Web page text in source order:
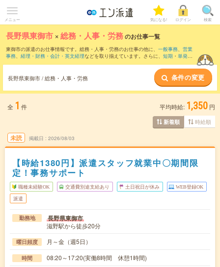
メニュー 気になる! ログイン 検索
長野県東御市 ×総務・人事・労務のお仕事一覧
東御市の派遣のお仕事情報です。総務・人事・労務のお仕事の他に、 一般事務、 営業
事務、 経理・財務・会計・英文経理などを取り揃えています。さらに、 短期 ・ 単発な
長野県東御市 / 総務・人事・労務 条件の変更
全 1 件 平均時給: 1,350 円
新着順 時給順
未読 掲載日 2026/08/03
【時給1380円】派遣スタッフ就業中〇期間限
定！事務サポート
職種未経験OK 交通費別途支給あり 土日祝日が休み WEB登録OK
派遣
勤務地 長野県東御市
滋野駅から徒歩20分
曜日頻度 月～金（週5日）
時間 08:20～17:20(実働8時間 休憩1時間)